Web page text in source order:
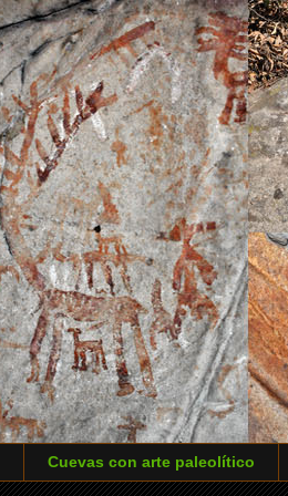
Cuevas con arte paleolítico